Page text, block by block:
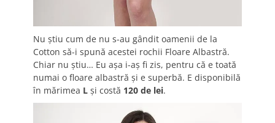
Nu ştiu cum de nu s-au gândit oamenii de la
Cotton să-i spună acestei rochii Floare Albastră.
Chiar nu ştiu… Eu aşa i-aş fi zis, pentru că e toată
numai o floare albastră şi e superbă. E disponibilă
în mărimea L şi costă 120 de lei.